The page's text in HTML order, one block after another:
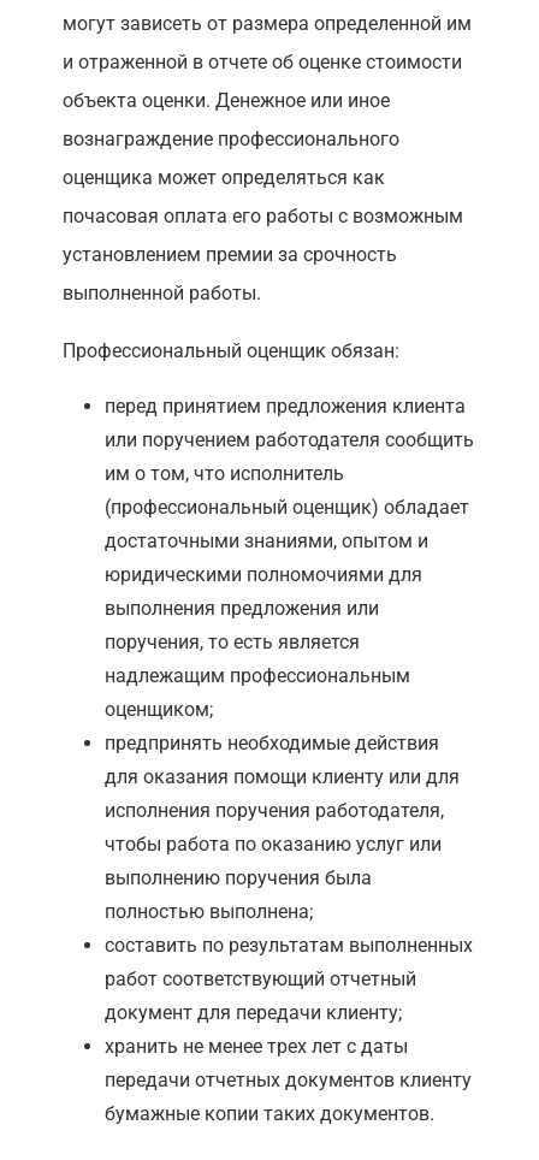
могут зависеть от размера определенной им
и отраженной в отчете об оценке стоимости
объекта оценки. Денежное или иное
вознаграждение профессионального
оценщика может определяться как
почасовая оплата его работы с возможным
установлением премии за срочность
выполненной работы.
Профессиональный оценщик обязан:
перед принятием предложения клиента
или поручением работодателя сообщить
им о том, что исполнитель
(профессиональный оценщик) обладает
достаточными знаниями, опытом и
юридическими полномочиями для
выполнения предложения или
поручения, то есть является
надлежащим профессиональным
оценщиком;
предпринять необходимые действия
для оказания помощи клиенту или для
исполнения поручения работодателя,
чтобы работа по оказанию услуг или
выполнению поручения была
полностью выполнена;
составить по результатам выполненных
работ соответствующий отчетный
документ для передачи клиенту;
хранить не менее трех лет с даты
передачи отчетных документов клиенту
бумажные копии таких документов.